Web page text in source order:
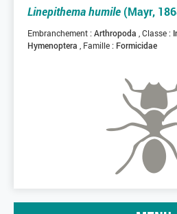
Linepithema humile (Mayr,
Embranchement : Arthropoda Classe :
Hymenoptera
Famille : Formicidae